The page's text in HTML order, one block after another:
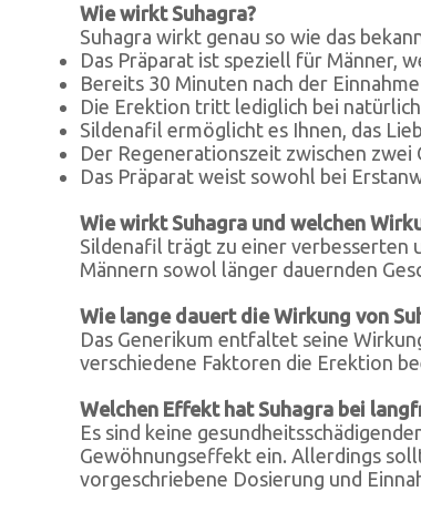
Wie wirkt Suhagra?
Suhagra wirkt genau so wie das
Das Präparat ist speziell für Männer,
Bereits 30 Minuten nach der
Die Erektion tritt lediglich bei
Sildenafil ermöglicht es Ihnen, das
Der Regenerationszeit zwischen
Das Präparat weist sowohl bei
Wie wirkt Suhagra und welchen
Sildenafil trägt zu einer verbesserten
Männern sowol länger dauernden
Wie lange dauert die Wirkung von
Das Generikum entfaltet seine
verschiedene Faktoren die Erektion
Welchen Effekt hat Suhagra bei
Es sind keine
Gewöhnungseffekt ein. Allerdings
vorgeschriebene Dosierung und